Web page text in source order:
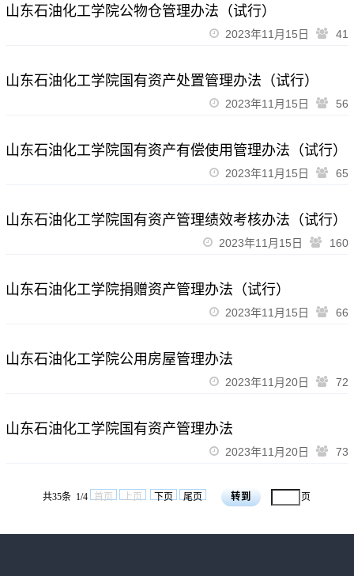
山东石油化工学院公物仓管理办法（试行）
2023年11月15日 41
山东石油化工学院国有资产处置管理办法（试行）
2023年11月15日 56
山东石油化工学院国有资产有偿使用管理办法（试行）
2023年11月15日 65
山东石油化工学院国有资产管理绩效考核办法（试行）
2023年11月15日 160
山东石油化工学院捐赠资产管理办法（试行）
2023年11月15日 66
山东石油化工学院公用房屋管理办法
2023年11月20日 72
山东石油化工学院国有资产管理办法
2023年11月20日 73
共35条 1/4 首页 上页 下页 尾页 页